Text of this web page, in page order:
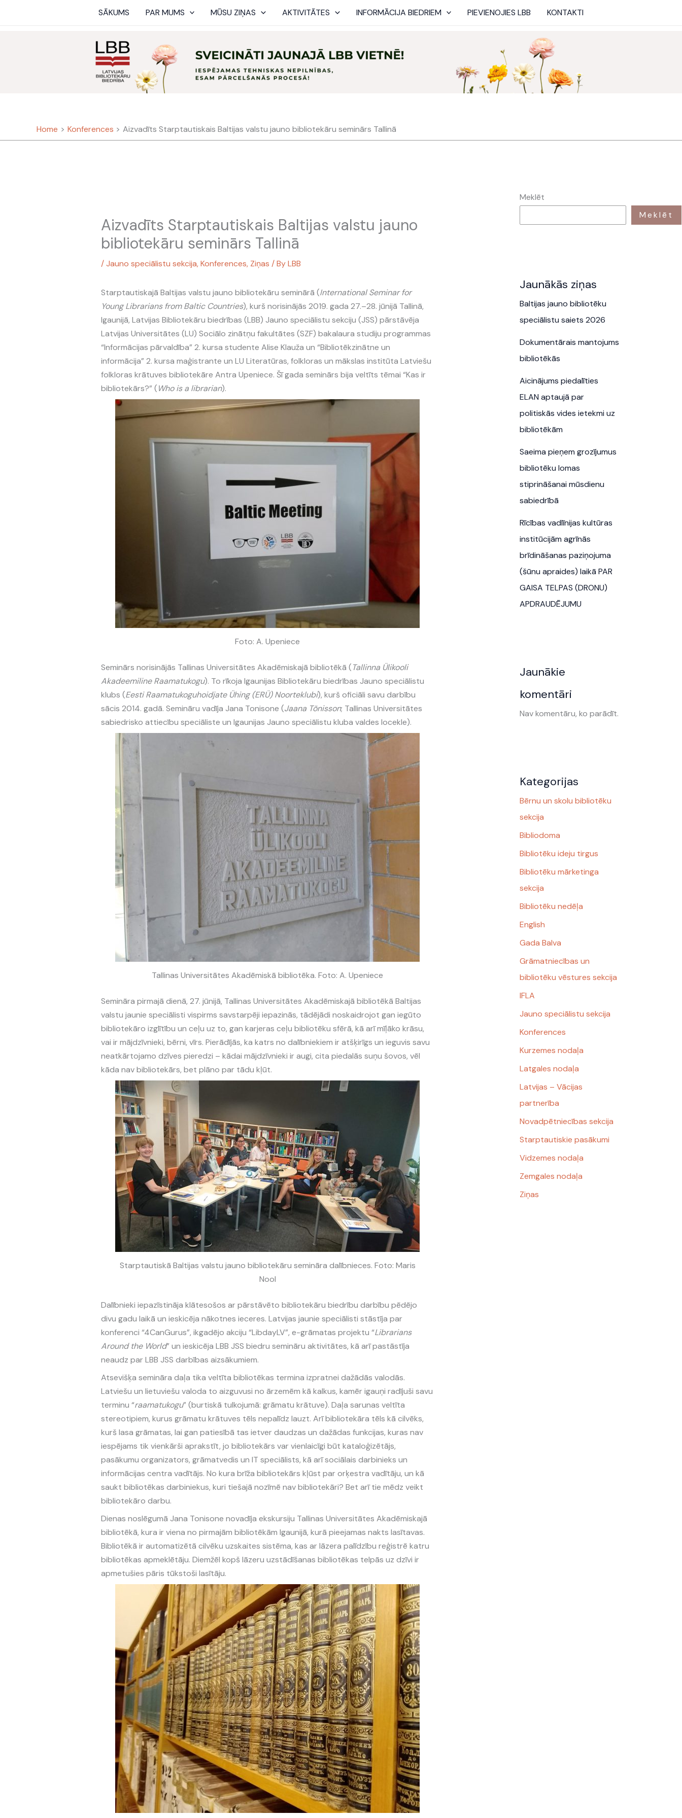
SĀKUMS PAR MUMS MŪSU ZIŅAS AKTIVITĀTES INFORMĀCIJA BIEDRIEM PIEVIENOJIES LBB KONTAKTI
Home Konferences Aizvadīts Starptautiskais Baltijas valstu jauno bibliotekāru seminārs Tallinā
Aizvadīts Starptautiskais Baltijas valstu jauno
bibliotekāru seminārs Tallinā
/Jauno speciālistu sekcija,Konferences, Ziņas / ByLBB
Starptautiskajā Baltijas valstu jauno bibliotekāru seminārā (International Seminar for
Young Librarians from Baltic Countries), kurš norisinājās 2019. gada 27.–28. jūnijā Tallinā,
Igaunijā, Latvijas Bibliotekāru biedrības (LBB) Jauno speciālistu sekciju (JSS) pārstāvēja
Latvijas Universitātes (LU) Sociālo zinātņu fakultātes (SZF) bakalaura studiju programmas
“Informācijas pārvaldība” 2. kursa studente Alise Klauža un “Bibliotēkzinātne un
informācija” 2. kursa maģistrante un LU Literatūras, folkloras un mākslas institūta Latviešu
folkloras krātuves bibliotekāre Antra Upeniece. Šī gada seminārs bija veltīts tēmai “Kas ir
bibliotekārs?” (Who is a librarian).
Foto: A. Upeniece
Seminārs norisinājās Tallinas Universitātes Akadēmiskajā bibliotēkā (Tallinna Ülikooli
Akadeemiline Raamatukogu). To rīkoja Igaunijas Bibliotekāru biedrības Jauno speciālistu
klubs (Eesti Raamatukoguhoidjate Ühing (ERÜ) Noorteklubi), kurš oficiāli savu darbību
sācis 2014. gadā. Semināru vadīja Jana Tonisone (Jaana Tõnisson; Tallinas Universitātes
sabiedrisko attiecību speciāliste un Igaunijas Jauno speciālistu kluba valdes locekle).
Tallinas Universitātes Akadēmiskā bibliotēka. Foto: A. Upeniece
Semināra pirmajā dienā, 27. jūnijā, Tallinas Universitātes Akadēmiskajā bibliotēkā Baltijas
valstu jaunie speciālisti vispirms savstarpēji iepazinās, tādējādi noskaidrojot gan iegūto
bibliotekāro izglītību un ceļu uz to, gan karjeras ceļu bibliotēku sfērā, kā arī mīļāko krāsu,
vai ir mājdzīvnieki, bērni, vīrs. Pierādījās, ka katrs no dalībniekiem ir atšķirīgs un ieguvis savu
neatkārtojamo dzīves pieredzi – kādai mājdzīvnieki ir augi, cita piedalās suņu šovos, vēl
kāda nav bibliotekārs, bet plāno par tādu kļūt.
Starptautiskā Baltijas valstu jauno bibliotekāru semināra dalībnieces. Foto: Maris
Nool
Dalībnieki iepazīstināja klātesošos ar pārstāvēto bibliotekāru biedrību darbību pēdējo
divu gadu laikā un ieskicēja nākotnes ieceres. Latvijas jaunie speciālisti stāstīja par
konferenci “4CanGurus”, ikgadējo akciju “LibdayLV”, e-grāmatas projektu “Librarians
Around the World” un ieskicēja LBB JSS biedru semināru aktivitātes, kā arī pastāstīja
neaudz par LBB JSS darbības aizsākumiem.
Atsevišķa semināra daļa tika veltīta bibliotēkas termina izpratnei dažādās valodās.
Latviešu un lietuviešu valoda to aizguvusi no ārzemēm kā kalkus, kamēr igauņi radījuši savu
terminu “raamatukogu” (burtiskā tulkojumā: grāmatu krātuve). Daļa sarunas veltīta
stereotipiem, kurus grāmatu krātuves tēls nepalīdz lauzt. Arī bibliotekāra tēls kā cilvēks,
kurš lasa grāmatas, lai gan patiesībā tas ietver daudzas un dažādas funkcijas, kuras nav
iespējams tik vienkārši aprakstīt, jo bibliotekārs var vienlaicīgi būt kataloģizētājs,
pasākumu organizators, grāmatvedis un IT speciālists, kā arī sociālais darbinieks un
informācijas centra vadītājs. No kura brīža bibliotekārs kļūst par orķestra vadītāju, un kā
saukt bibliotēkas darbiniekus, kuri tiešajā nozīmē nav bibliotekāri? Bet arī tie mēdz veikt
bibliotekāro darbu.
Dienas noslēgumā Jana Tonisone novadīja ekskursiju Tallinas Universitātes Akadēmiskajā
bibliotēkā, kura ir viena no pirmajām bibliotēkām Igaunijā, kurā pieejamas nakts lasītavas.
Bibliotēkā ir automatizētā cilvēku uzskaites sistēma, kas ar lāzera palīdzību reģistrē katru
bibliotēkas apmeklētāju. Diemžēl kopš lāzeru uzstādīšanas bibliotēkas telpās uz dzīvi ir
apmetušies pāris tūkstoši lasītāju.
Meklēt
Meklēt
Jaunākās ziņas
Baltijas jauno bibliotēku
speciālistu saiets 2026
Dokumentārais mantojums
bibliotēkās
Aicinājums piedalīties
ELAN aptaujā par
politiskās vides ietekmi uz
bibliotēkām
Saeima pieņem grozījumus
bibliotēku lomas
stiprināšanai mūsdienu
sabiedrībā
Rīcības vadlīnijas kultūras
institūcijām agrīnās
brīdināšanas paziņojuma
(šūnu apraides) laikā PAR
GAISA TELPAS (DRONU)
APDRAUDĒJUMU
Jaunākie
komentāri
Nav komentāru, ko parādīt.
Kategorijas
Bērnu un skolu bibliotēku
sekcija
Bibliodoma
Bibliotēku ideju tirgus
Bibliotēku mārketinga
sekcija
Bibliotēku nedēļa
English
Gada Balva
Grāmatniecības un
bibliotēku vēstures sekcija
IFLA
Jauno speciālistu sekcija
Konferences
Kurzemes nodaļa
Latgales nodaļa
Latvijas – Vācijas
partnerība
Novadpētniecības sekcija
Starptautiskie pasākumi
Vidzemes nodaļa
Zemgales nodaļa
Ziņas